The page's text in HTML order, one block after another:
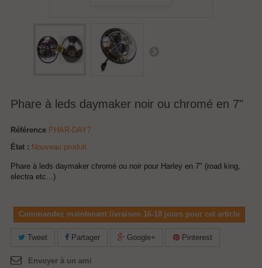
Phare à leds daymaker noir ou chromé en 7"
Référence PHAR-DAY7
État : Nouveau produit
Phare à leds daymaker chromé ou noir pour Harley en 7" (road king,
electra etc...)
Commandez maintenant livraison 16-18 jours pour cet article
Tweet Partager Google+ Pinterest
Envoyer à un ami